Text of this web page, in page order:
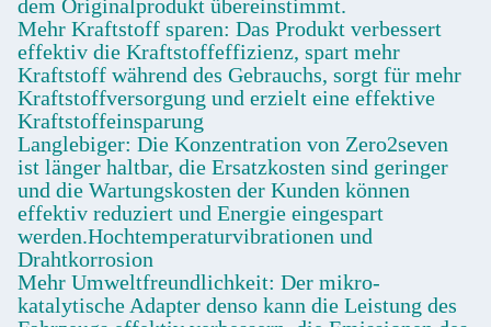
dem Originalprodukt übereinstimmt.
Mehr Kraftstoff sparen: Das Produkt verbessert
effektiv die Kraftstoffeffizienz, spart mehr
Kraftstoff während des Gebrauchs, sorgt für mehr
Kraftstoffversorgung und erzielt eine effektive
Kraftstoffeinsparung
Langlebiger: Die Konzentration von Zero2seven
ist länger haltbar, die Ersatzkosten sind geringer
und die Wartungskosten der Kunden können
effektiv reduziert und Energie eingespart
werden.Hochtemperaturvibrationen und
Drahtkorrosion
Mehr Umweltfreundlichkeit: Der mikro-
katalytische Adapter denso kann die Leistung des